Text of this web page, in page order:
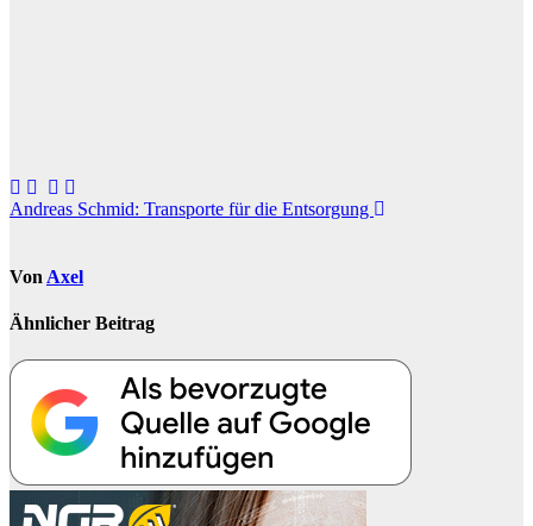
Beitragsnavigation
Andreas Schmid: Transporte für die Entsorgung
Von Axel
Ähnlicher Beitrag